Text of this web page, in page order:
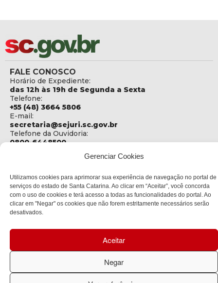
Gerenciar Cookies
Utilizamos cookies para aprimorar sua experiência de navegação no portal de
serviços do estado de Santa Catarina. Ao clicar em “Aceitar”, você concorda
com o uso de cookies e terá acesso a todas as funcionalidades do portal. Ao
clicar em "Negar" os cookies que não forem estritamente necessários serão
desativados.
Aceitar
Negar
FALE CONOSCO
Horário de Expediente:
das 12h às 19h de Segunda a Sexta
Telefone:
+55 (48) 3664 5806
E-mail:
secretaria@sejuri.sc.gov.br
Telefone da Ouvidoria:
0800-6448500
Social
Rua Fúlvio Aducci, 1214 - Loja 06
Bairro:
Estreito - Florianópolis - SC
88075-000
Política de privacidade